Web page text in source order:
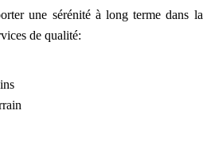
une sérénité à long terme
de qualité: